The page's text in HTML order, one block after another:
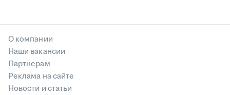
О компании
Наши вакансии
Партнерам
Реклама на сайте
Новости и статьи